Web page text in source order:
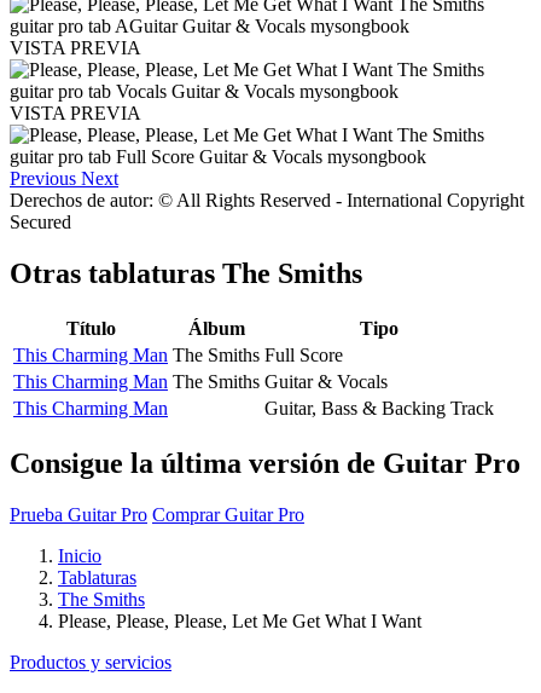
VISTA PREVIA
VISTA PREVIA
Previous Next
Derechos de autor: © All Rights Reserved - International Copyright
Secured
Otras tablaturas The Smiths
Título Álbum
Tipo
This Charming Man The Smiths Full Score
This Charming Man The Smiths Guitar & Vocals
This Charming Man
Guitar, Bass & Backing Track
Consigue la última versión de Guitar Pro
Prueba Guitar Pro Comprar Guitar Pro
Inicio
Tablaturas
The Smiths
Please, Please, Please, Let Me Get What I Want
Productos y servicios